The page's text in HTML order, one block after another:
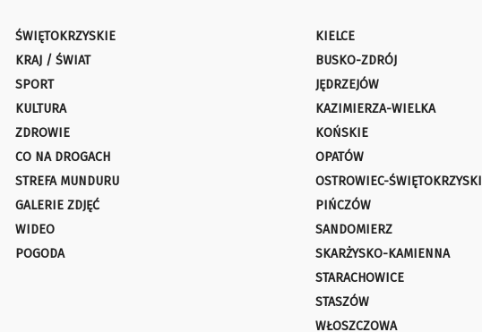
ŚWIĘTOKRZYSKIE
KRAJ / ŚWIAT
SPORT
KULTURA
ZDROWIE
CO NA DROGACH
STREFA MUNDURU
GALERIE ZDJĘĆ
WIDEO
POGODA
KIELCE
BUSKO-ZDRÓJ
JĘDRZEJÓW
KAZIMIERZA-WIELKA
KOŃSKIE
OPATÓW
OSTROWIEC-ŚWIĘTOKRZYSKI
PIŃCZÓW
SANDOMIERZ
SKARŻYSKO-KAMIENNA
STARACHOWICE
STASZÓW
WŁOSZCZOWA